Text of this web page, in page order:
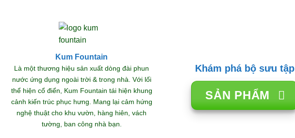
Kum Fountain
Là một thương hiệu sản xuất dòng đài phun
nước ứng dụng ngoài trời & trong nhà. Với lối
thể hiện cổ điển, Kum Fountain tái hiện khung
cảnh kiến trúc phục hưng. Mang lại cảm hứng
nghệ thuật cho khu vườn, hàng hiên, vách
tường, ban công nhà bạn.
Khám phá bộ sưu tập
SẢN PHẨM